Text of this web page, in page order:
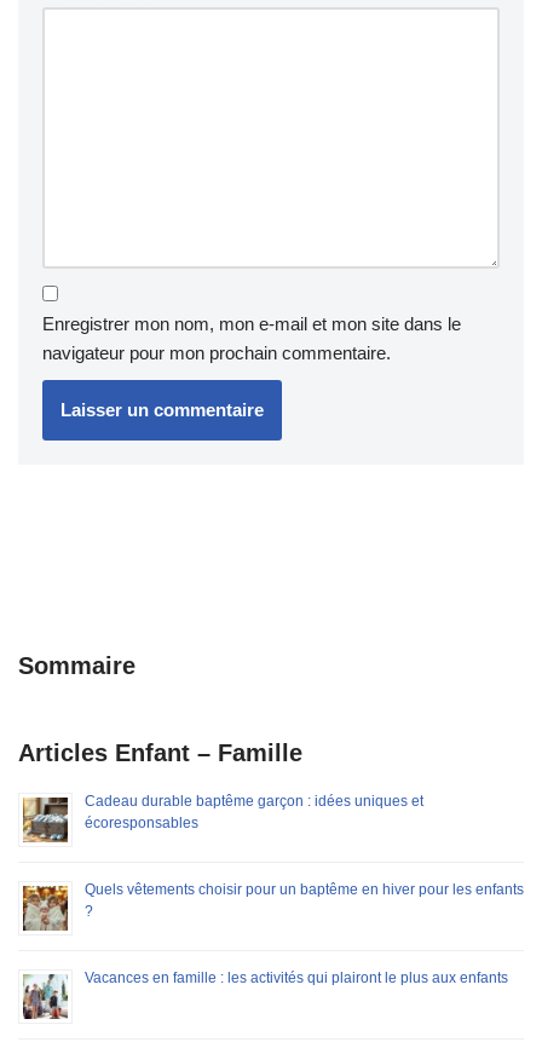
Enregistrer mon nom, mon e-mail et mon site dans le
navigateur pour mon prochain commentaire.
Sommaire
Articles Enfant – Famille
Cadeau durable baptême garçon : idées uniques et
écoresponsables
Quels vêtements choisir pour un baptême en hiver pour les enfants
?
Vacances en famille : les activités qui plairont le plus aux enfants